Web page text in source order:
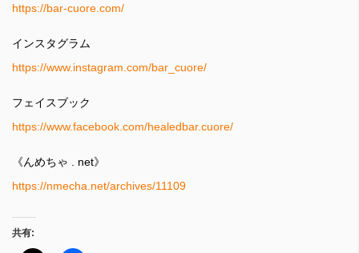
https://bar-cuore.com/
インスタグラム
https://www.instagram.com/bar_cuore/
フェイスブック
https://www.facebook.com/healedbar.cuore/
《んめちゃ . net》
https://nmecha.net/archives/11109
共有: